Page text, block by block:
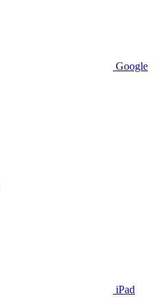
Google
iPad